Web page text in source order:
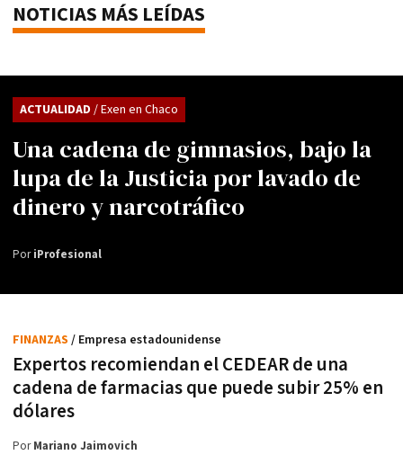
NOTICIAS MÁS LEÍDAS
Una cadena de gimnasios, bajo la
lupa de la Justicia por lavado de
dinero y narcotráfico
ACTUALIDAD / Exen en Chaco
PoriProfesional
Expertos recomiendan el CEDEAR de una
cadena de farmacias que puede subir 25% en
dólares
FINANZAS / Empresa estadounidense
PorMariano Jaimovich